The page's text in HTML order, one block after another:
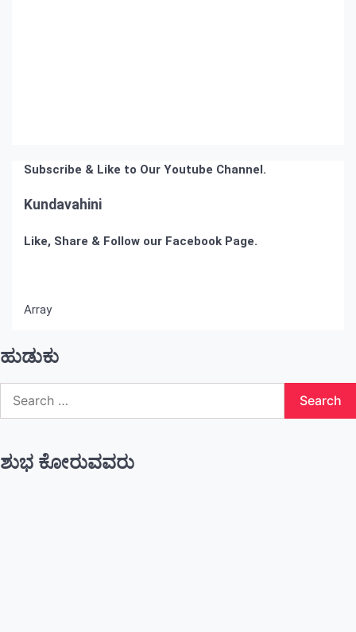
Subscribe & Like to Our Youtube Channel.
Kundavahini
Like, Share & Follow our Facebook Page.
Array
ಹುಡುಕು
for:
ಶುಭ ಕೋರುವವರು